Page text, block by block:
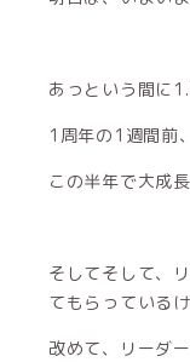
あっという間に
1周年の1週間前
この半年で大成
そしてそして、
てもらっている
改めて、リーダ